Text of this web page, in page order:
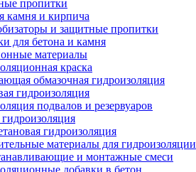
пропитки
камня и кирпича
и защитные пропитки
для бетона и камня
материалы
краска
обмазочная гидроизоляция
гидроизоляция
подвалов и резервуаров
гидроизоляция
материалы для гидроизоляции
и монтажные смеси
добавки в бетон